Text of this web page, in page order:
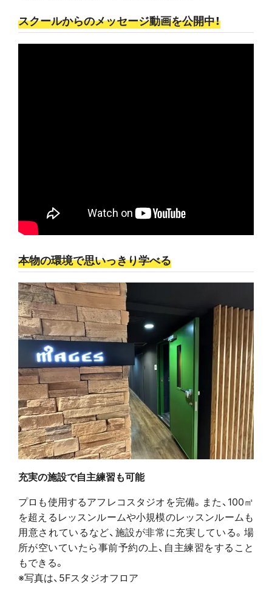
スクールからのメッセージ動画を公開中！
本物の環境で思いっきり学べる
充実の施設で自主練習も可能
プロも使用するアフレコスタジオを完備。また、100㎡
を超えるレッスンルームや小規模のレッスンルームも
用意されているなど、施設が非常に充実している。場
所が空いていたら事前予約の上、自主練習をすること
もできる。
※写真は、5Fスタジオフロア